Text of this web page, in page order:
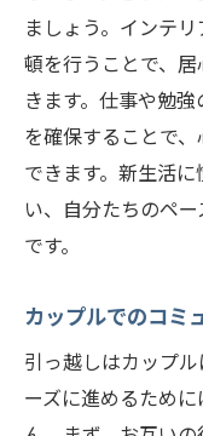
ましょう。インテ
頓を行うことで、
きます。仕事や勉
を確保することで
できます。新生活
い、自分たちのペ
です。
カップルでのコミ
引っ越しはカップ
ーズに進めるため